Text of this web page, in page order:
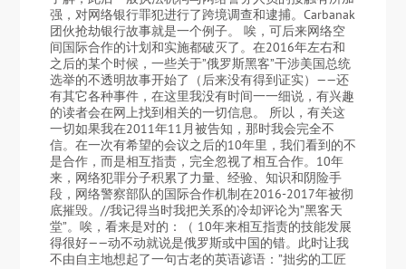
强，对网络银行罪犯进行了跨境调查和逮捕。Carbanak
团伙抢劫银行故事就是一个例子。 唉，可后来网络空
间国际合作的计划和实施都破灭了。在2016年左右和
之后的某个时候，一些关于”俄罗斯黑客”干涉美国总统
选举的不透明故事开始了（后来没有得到证实）——还
有其它各种事件，在这里我没有时间一一细说，有兴趣
的读者会在网上找到相关的一切信息。 所以，有关这
一切如果我在2011年11月被告知，那时我会完全不
信。在一次有希望的会议之后的10年里，我们看到的不
是合作，而是相互指责，完全忽视了相互合作。10年
来，网络犯罪分子积累了力量、经验、知识和阴险手
段，网络警察部队的国际合作机制在2016-2017年被彻
底摧毁。//我记得当时我把关系的冷却评论为”黑客天
堂”。唉，看来是对的：（ 10年来相互指责的技能发展
得很好——动不动就说是俄罗斯或中国的错。此时让我
不由自主地想起了一句古老的英语谚语：”拙劣的工匠